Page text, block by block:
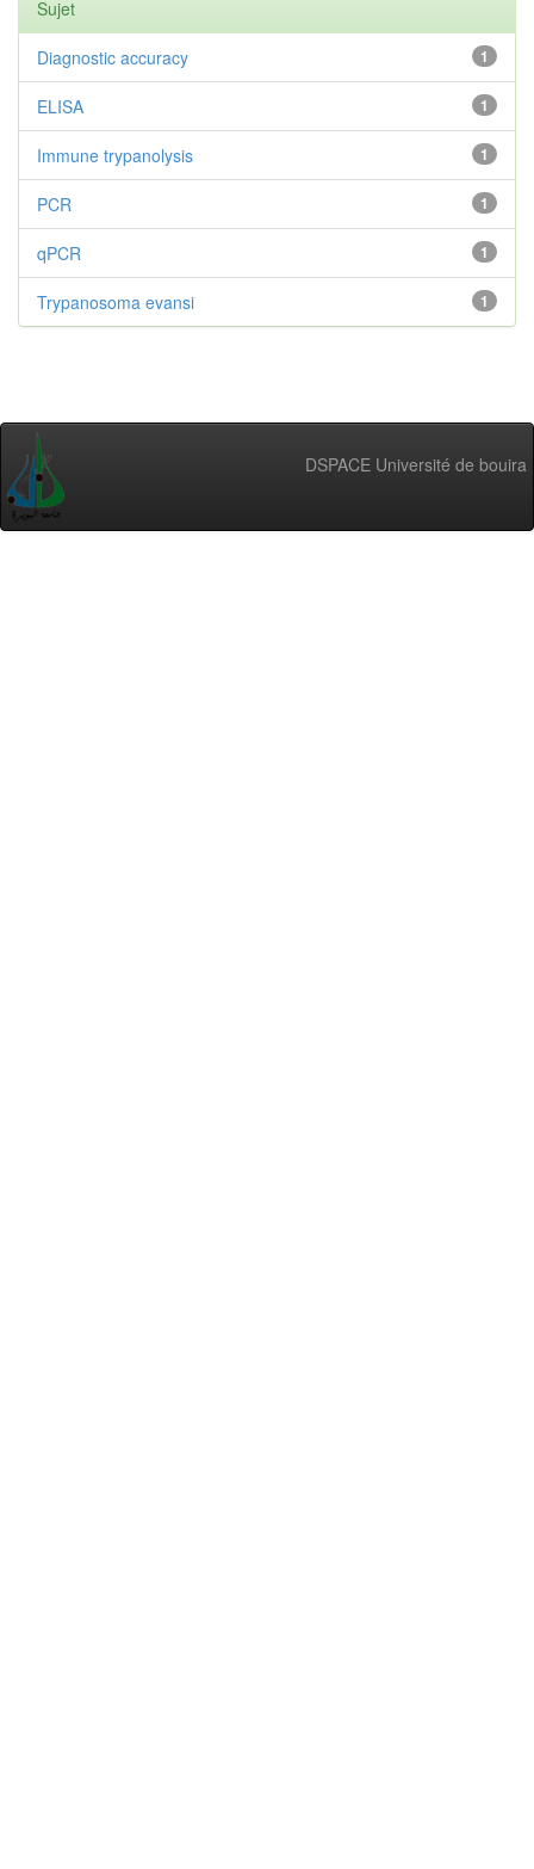
Sujet
1
Diagnostic accuracy
1
ELISA
1
Immune trypanolysis
1
PCR
1
qPCR
1
Trypanosoma evansi
DSPACE Université de bouira